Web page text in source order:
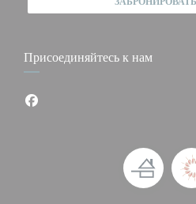
Присоединяйтесь к нам
Facebook ((открывается в